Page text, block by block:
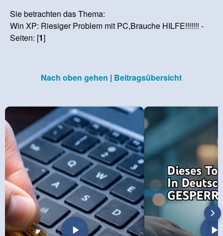
Sie betrachten das Thema:
Win XP: Riesiger Problem mit PC,Brauche HILFE!!!!!!! -
Seiten: [1]
Nach oben gehen | Beitragsübersicht